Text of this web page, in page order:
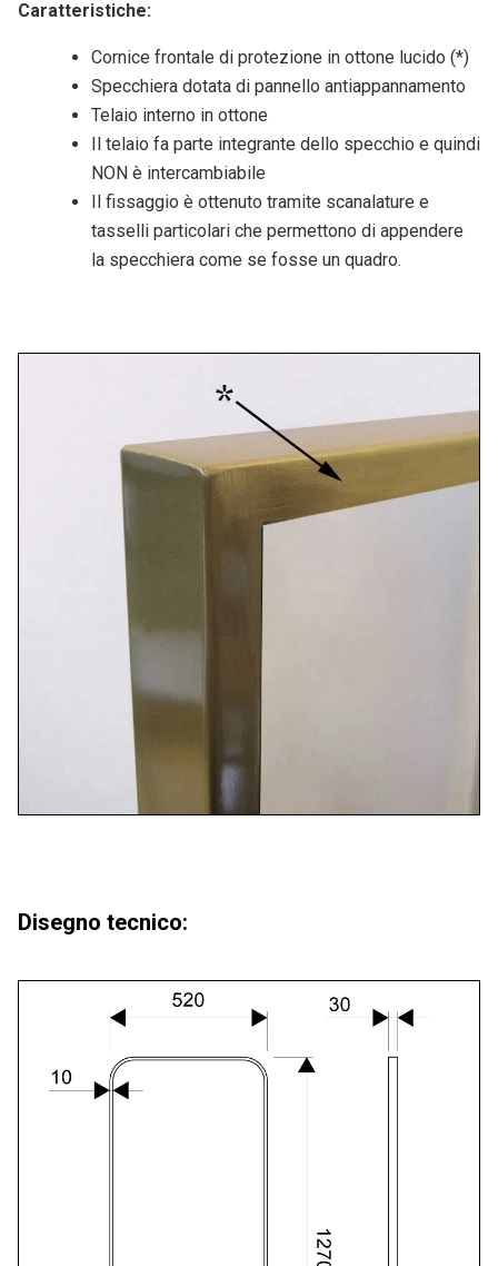
Caratteristiche:
Cornice frontale di protezione in ottone lucido (*)
Specchiera dotata di pannello antiappannamento
Telaio interno in ottone
Il telaio fa parte integrante dello specchio e quindi
NON è intercambiabile
Il fissaggio è ottenuto tramite scanalature e
tasselli particolari che permettono di appendere
la specchiera come se fosse un quadro.
Disegno tecnico: